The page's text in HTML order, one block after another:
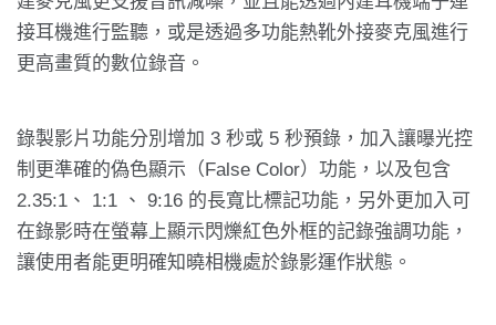
接耳機進行監聽，或是透過多功能熱靴外接麥克風進行
更高畫質的數位錄音。
錄製影片功能分別增加 3 秒或 5 秒預錄，加入讓曝光控
制更準確的偽色顯示（False Color）功能，以及包含
2.35:1、 1:1 、 9:16 的長寬比標記功能，另外更加入可
在錄影時在螢幕上顯示閃爍紅色外框的記錄強調功能，
讓使用者能更明確知曉相機處於錄影運作狀態。